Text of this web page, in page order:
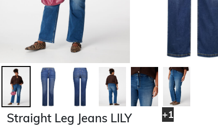
+1
Straight Leg Jeans LILY